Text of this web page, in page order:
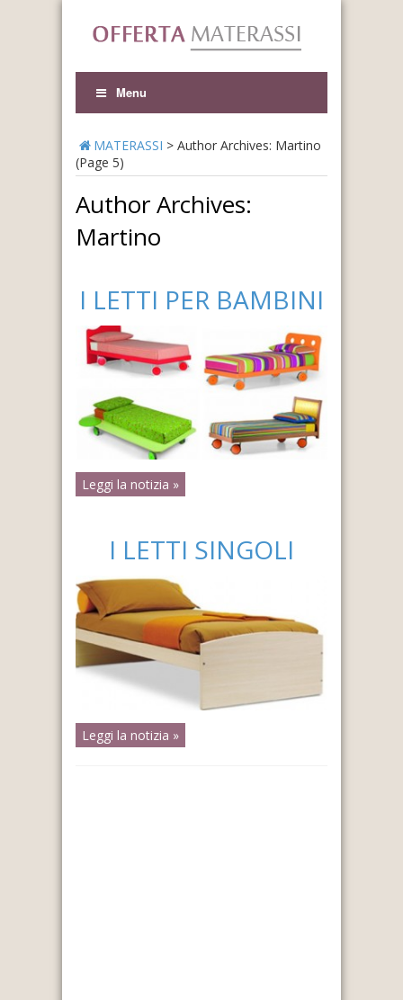
Menu
MATERASSI > Author Archives: Martino
(Page 5)
Author Archives:
Martino
I LETTI PER BAMBINI
Leggi la notizia »
I LETTI SINGOLI
Leggi la notizia »